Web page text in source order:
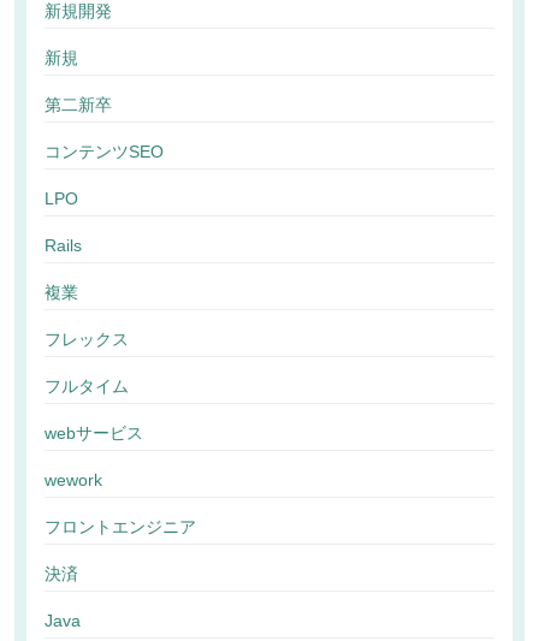
新規開発
新規
第二新卒
コンテンツSEO
LPO
Rails
複業
フレックス
フルタイム
webサービス
wework
フロントエンジニア
決済
Java